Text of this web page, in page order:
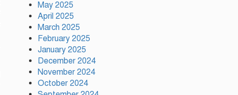
দুর্গাপূজায় আসছে সালমার নতুন
May 2025
April 2025
March 2025
February 2025
January 2025
December 2024
November 2024
October 2024